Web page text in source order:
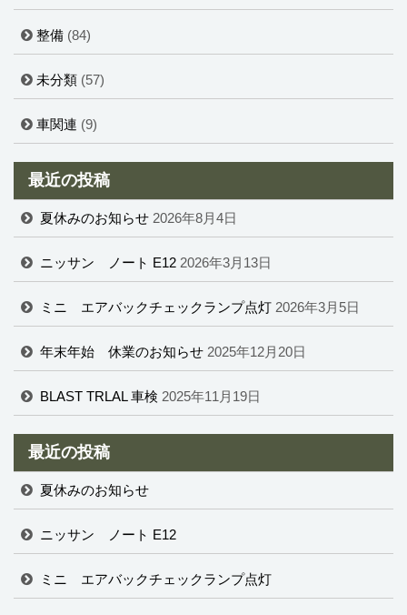
整備 (84)
未分類 (57)
車関連 (9)
最近の投稿
夏休みのお知らせ 2026年8月4日
ニッサン ノート E12 2026年3月13日
ミニ エアバックチェックランプ点灯 2026年3月5日
年末年始 休業のお知らせ 2025年12月20日
BLAST TRLAL 車検 2025年11月19日
最近の投稿
夏休みのお知らせ
ニッサン ノート E12
ミニ エアバックチェックランプ点灯